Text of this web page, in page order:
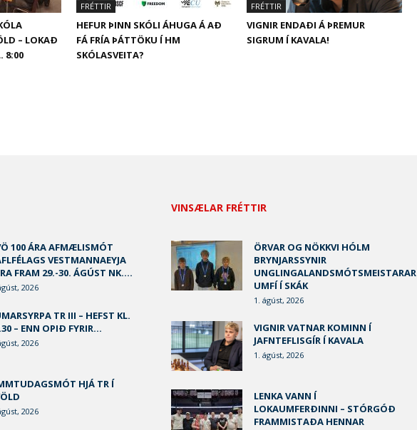
– LOKAÐ
8:00
FRÉTTIR
HEFUR ÞINN SKÓLI ÁHUGA Á AÐ
FÁ FRÍA ÞÁTTÖKU Í HM
SKÓLASVEITA?
FRÉTTIR
VIGNIR ENDAÐI Á ÞREMUR
SIGRUM Í KAVALA!
100 ÁRA AFMÆLISMÓT
VESTMANNAEYJA
FRAM 29.-30. ÁGÚST NK....
2026
TR III – HEFST KL.
– ENN OPIÐ FYRIR...
2026
HJÁ TR Í
2026
VINSÆLAR FRÉTTIR
ÖRVAR OG NÖKKVI HÓLM
BRYNJARSSYNIR
UNGLINGALANDSMÓTSMEISTARAR
UMFÍ Í SKÁK
1. ágúst, 2026
VIGNIR VATNAR KOMINN Í
JAFNTEFLISGÍR Í KAVALA
1. ágúst, 2026
LENKA VANN Í
LOKAUMFERÐINNI – STÓRGÓÐ
FRAMMISTAÐA HENNAR